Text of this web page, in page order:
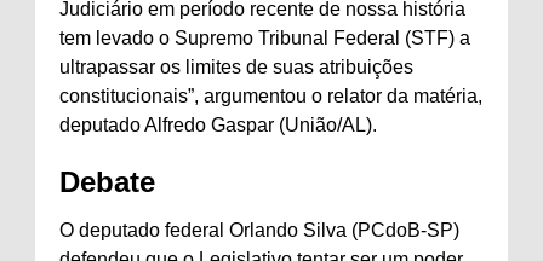
Judiciário em período recente de nossa história
tem levado o Supremo Tribunal Federal (STF) a
ultrapassar os limites de suas atribuições
constitucionais”, argumentou o relator da matéria,
deputado Alfredo Gaspar (União/AL).
Debate
O deputado federal Orlando Silva (PCdoB-SP)